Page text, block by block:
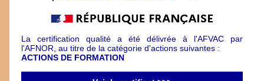
La certification qualité a été délivrée à l'AFVAC par
l'AFNOR, au titre de la catégorie d'actions suivantes :
ACTIONS DE FORMATION